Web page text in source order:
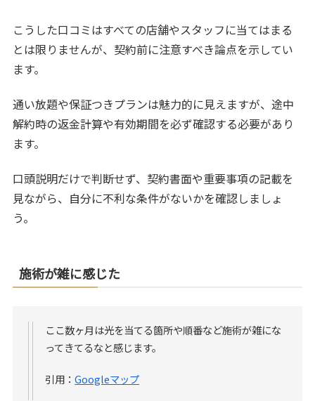
こうした口コミはすべての店舗やスタッフに当てはまる
とは限りませんが、契約前に注意すべき論点を示してい
ます。
通い放題や保証つきプランは魅力的に見えますが、途中
解約時の返金計算や有効期間を必ず確認する必要があり
ます。
口頭説明だけで判断せず、契約書面や重要事項の記載を
見ながら、自分に不利な条件がないかを確認しましょ
う。
施術が雑に感じた
ここ数ヶ月は光を当てる箇所や順番など施術が雑にな
ってきてるなと感じます。
引用：Googleマップ